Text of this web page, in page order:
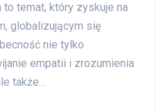
to temat, który zyskuje na
globalizującym się
nie tylko
empatii i zrozumienia
także…